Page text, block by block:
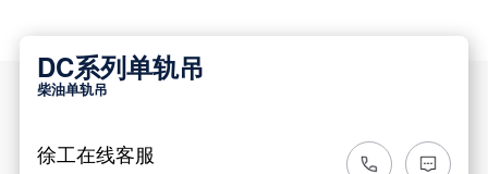
DC系列单轨吊
柴油单轨吊
徐工在线客服